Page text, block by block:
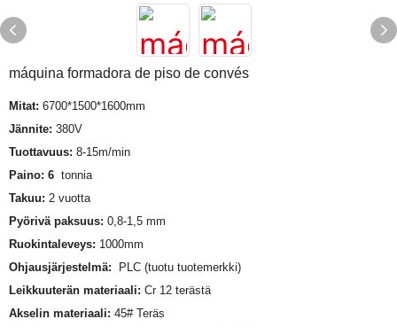
máquina formadora de piso de convés
Mitat: 6700*1500*1600mm
Jännite: 380V
Tuottavuus: 8-15m/min
Paino: 6 tonnia
Takuu: 2 vuotta
Pyörivä paksuus: 0,8-1,5 mm
Ruokintaleveys: 1000mm
Ohjausjärjestelmä:
PLC (tuotu tuotemerkki)
Leikkuuterän materiaali: Cr 12 terästä
Akselin materiaali: 45# Teräs